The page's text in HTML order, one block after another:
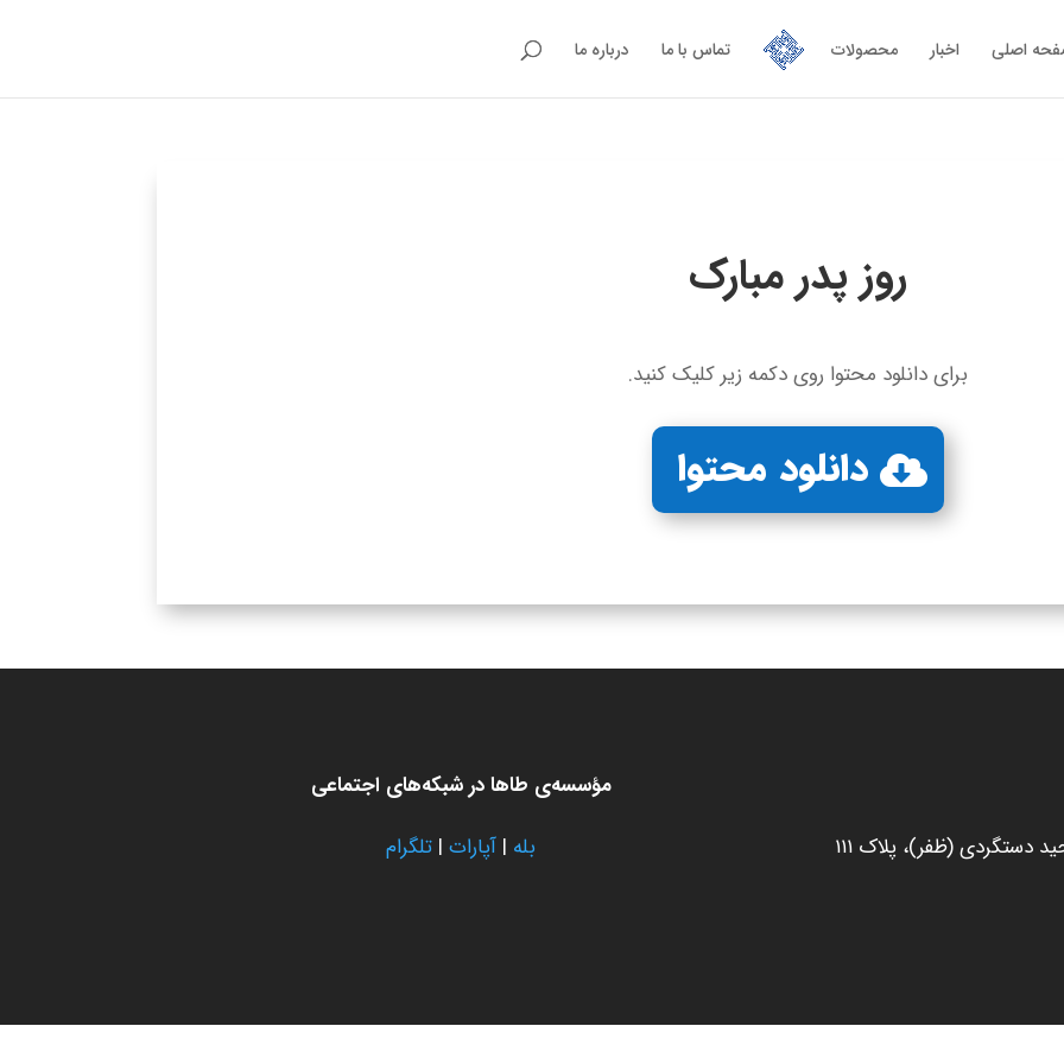
اصلی اخبار محصولات تماس با ما درباره ما
روز پدر مبارک
برای دانلود محتوا روی دکمه زیر کلیک کنید.
دانلود محتوا
دستگردی (ظفر)، پلاک ۱۱۱
مؤسسه‌ی طاها در شبکه‌های اجتماعی
بله | آپارات| تلگرام